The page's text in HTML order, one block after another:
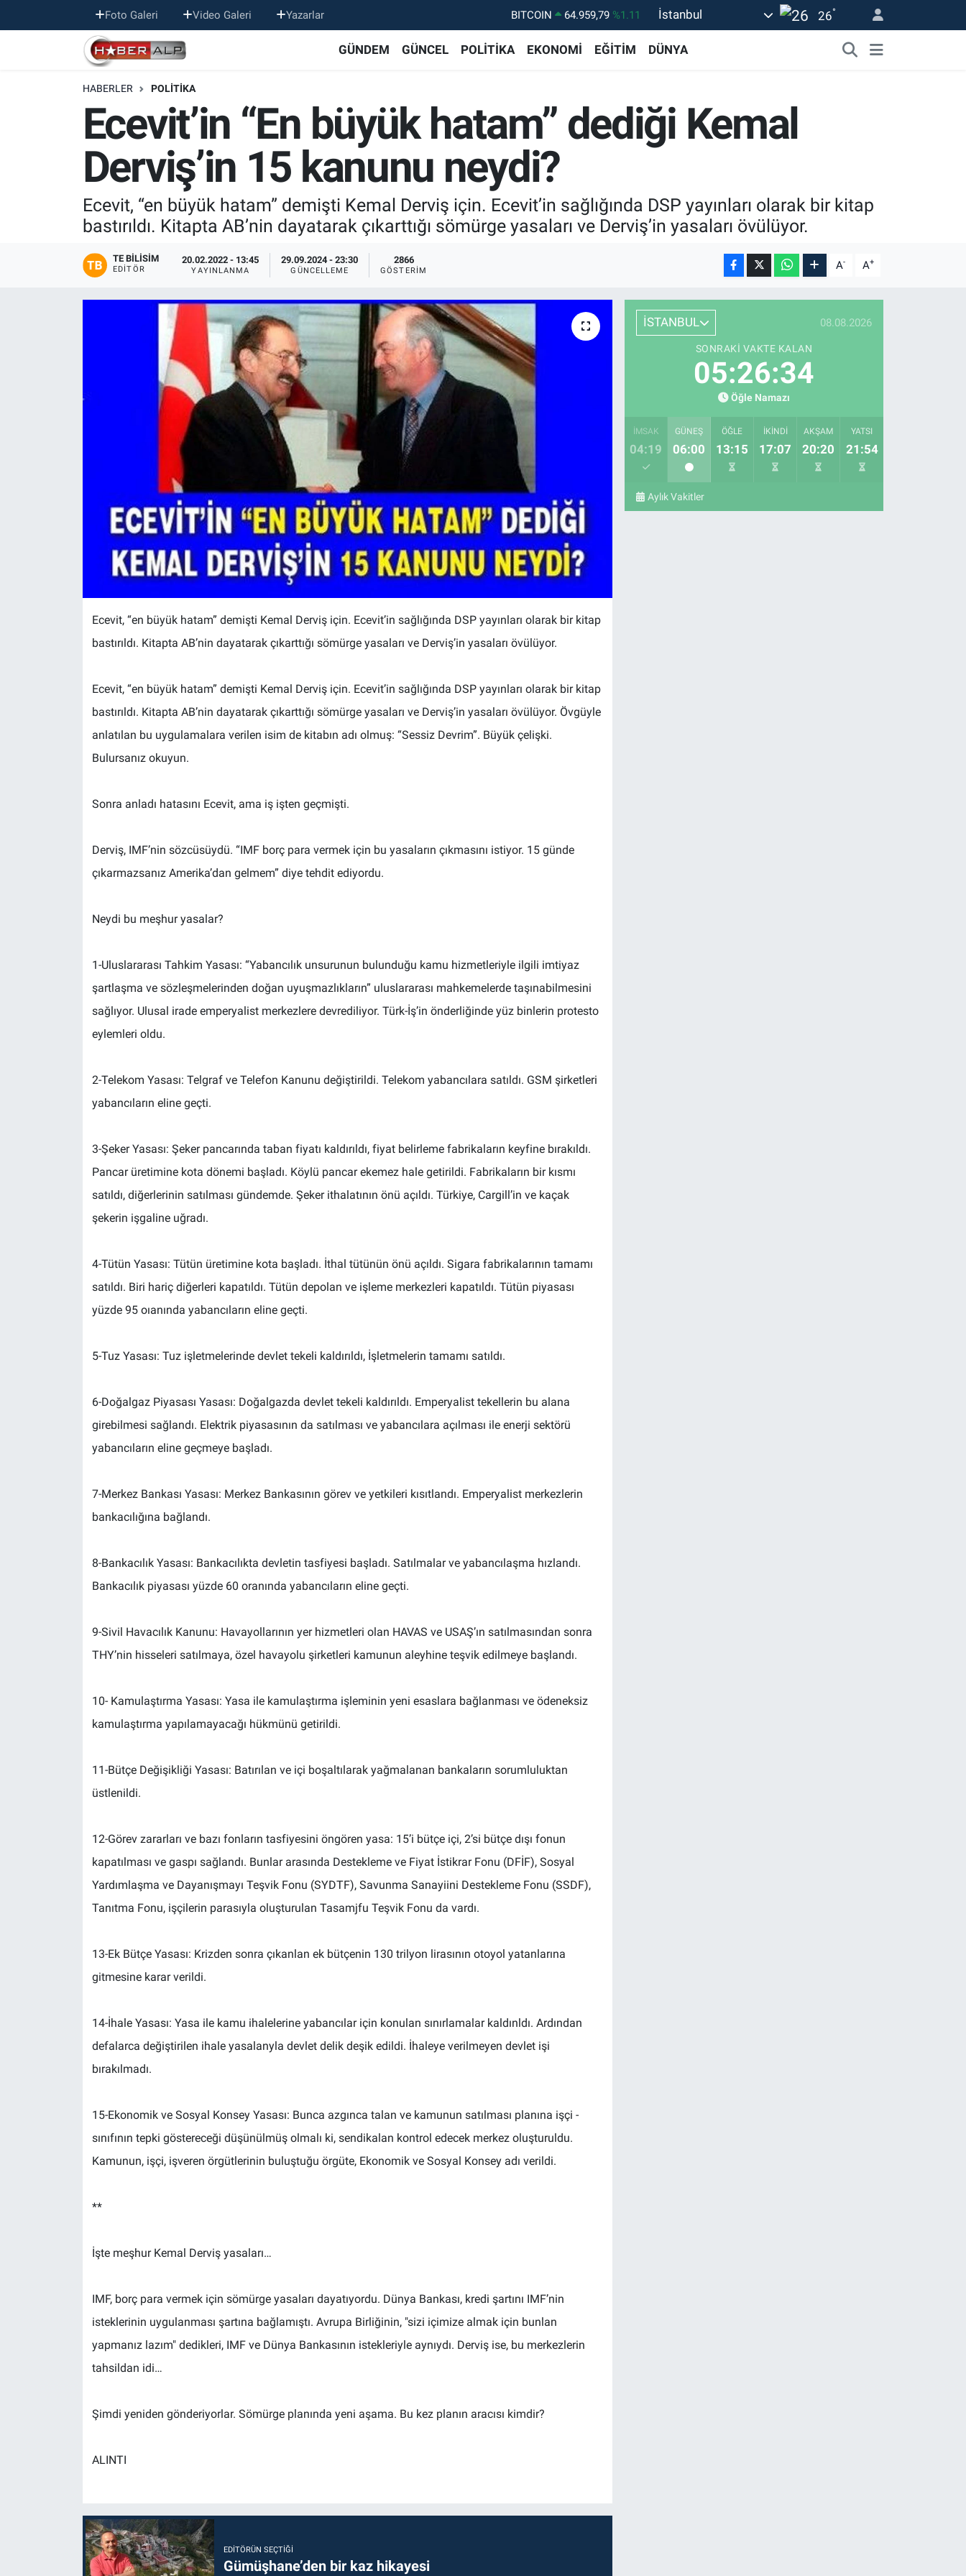
Foto Galeri Video Galeri Yazarlar DOLAR 47,7436 %0.18
55,2510 %0.32
BİST100
13.779 %-14
İstanbul 26°
GÜNDEM GÜNCEL POLİTİKA EKONOMİ EĞİTİM DÜNYA
HABERLER POLİTİKA
Ecevit’in “En büyük hatam” dediği Kemal
Derviş’in 15 kanunu neydi?
Ecevit, “en büyük hatam” demişti Kemal Derviş için. Ecevit’in sağlığında DSP yayınları olarak bir kitap
bastırıldı. Kitapta AB’nin dayatarak çıkarttığı sömürge yasaları ve Derviş’in yasaları övülüyor.
TE BILISIM
EDITÖR
20.02.2022 - 13:45
YAYINLANMA
29.09.2024 - 23:30
GÜNCELLEME
2866
GÖSTERIM A- A+
Ecevit, “en büyük hatam” demişti Kemal Derviş için. Ecevit’in sağlığında DSP yayınları olarak bir kitap
bastırıldı. Kitapta AB’nin dayatarak çıkarttığı sömürge yasaları ve Derviş’in yasaları övülüyor.
Ecevit, “en büyük hatam” demişti Kemal Derviş için. Ecevit’in sağlığında DSP yayınları olarak bir kitap
bastırıldı. Kitapta AB’nin dayatarak çıkarttığı sömürge yasaları ve Derviş’in yasaları övülüyor. Övgüyle
anlatılan bu uygulamalara verilen isim de kitabın adı olmuş: “Sessiz Devrim”. Büyük çelişki.
Bulursanız okuyun.
Sonra anladı hatasını Ecevit, ama iş işten geçmişti.
Derviş, IMF’nin sözcüsüydü. “IMF borç para vermek için bu yasaların çıkmasını istiyor. 15 günde
çıkarmazsanız Amerika’dan gelmem” diye tehdit ediyordu.
Neydi bu meşhur yasalar?
1-Uluslararası Tahkim Yasası: “Yabancılık unsurunun bulunduğu kamu hizmetleriyle ilgili imtiyaz
şartlaşma ve sözleşmelerinden doğan uyuşmazlıkların” uluslararası mahkemelerde taşınabilmesini
sağlıyor. Ulusal irade emperyalist merkezlere devrediliyor. Türk-İş’in önderliğinde yüz binlerin protesto
eylemleri oldu.
2-Telekom Yasası: Telgraf ve Telefon Kanunu değiştirildi. Telekom yabancılara satıldı. GSM şirketleri
yabancıların eline geçti.
3-Şeker Yasası: Şeker pancarında taban fiyatı kaldırıldı, fiyat belirleme fabrikaların keyfine bırakıldı.
Pancar üretimine kota dönemi başladı. Köylü pancar ekemez hale getirildi. Fabrikaların bir kısmı
satıldı, diğerlerinin satılması gündemde. Şeker ithalatının önü açıldı. Türkiye, Cargill’in ve kaçak
şekerin işgaline uğradı.
4-Tütün Yasası: Tütün üretimine kota başladı. İthal tütünün önü açıldı. Sigara fabrikalarının tamamı
satıldı. Biri hariç diğerleri kapatıldı. Tütün depolan ve işleme merkezleri kapatıldı. Tütün piyasası
yüzde 95 oıanında yabancıların eline geçti.
5-Tuz Yasası: Tuz işletmelerinde devlet tekeli kaldırıldı, İşletmelerin tamamı satıldı.
6-Doğalgaz Piyasası Yasası: Doğalgazda devlet tekeli kaldırıldı. Emperyalist tekellerin bu alana
girebilmesi sağlandı. Elektrik piyasasının da satılması ve yabancılara açılması ile enerji sektörü
yabancıların eline geçmeye başladı.
7-Merkez Bankası Yasası: Merkez Bankasının görev ve yetkileri kısıtlandı. Emperyalist merkezlerin
bankacılığına bağlandı.
8-Bankacılık Yasası: Bankacılıkta devletin tasfiyesi başladı. Satılmalar ve yabancılaşma hızlandı.
Bankacılık piyasası yüzde 60 oranında yabancıların eline geçti.
9-Sivil Havacılık Kanunu: Havayollarının yer hizmetleri olan HAVAS ve USAŞ’ın satılmasından sonra
THY’nin hisseleri satılmaya, özel havayolu şirketleri kamunun aleyhine teşvik edilmeye başlandı.
10- Kamulaştırma Yasası: Yasa ile kamulaştırma işleminin yeni esaslara bağlanması ve ödeneksiz
kamulaştırma yapılamayacağı hükmünü getirildi.
11-Bütçe Değişikliği Yasası: Batırılan ve içi boşaltılarak yağmalanan bankaların sorumluluktan
üstlenildi.
12-Görev zararları ve bazı fonların tasfiyesini öngören yasa: 15’i bütçe içi, 2’si bütçe dışı fonun
kapatılması ve gaspı sağlandı. Bunlar arasında Destekleme ve Fiyat İstikrar Fonu (DFİF), Sosyal
Yardımlaşma ve Dayanışmayı Teşvik Fonu (SYDTF), Savunma Sanayiini Destekleme Fonu (SSDF),
Tanıtma Fonu, işçilerin parasıyla oluşturulan Tasamjfu Teşvik Fonu da vardı.
13-Ek Bütçe Yasası: Krizden sonra çıkanlan ek bütçenin 130 trilyon lirasının otoyol yatanlarına
gitmesine karar verildi.
14-İhale Yasası: Yasa ile kamu ihalelerine yabancılar için konulan sınırlamalar kaldınldı. Ardından
defalarca değiştirilen ihale yasalanyla devlet delik deşik edildi. İhaleye verilmeyen devlet işi
bırakılmadı.
15-Ekonomik ve Sosyal Konsey Yasası: Bunca azgınca talan ve kamunun satılması planına işçi -
sınıfının tepki göstereceği düşünülmüş olmalı ki, sendikalan kontrol edecek merkez oluşturuldu.
Kamunun, işçi, işveren örgütlerinin buluştuğu örgüte, Ekonomik ve Sosyal Konsey adı verildi.
**
İşte meşhur Kemal Derviş yasaları…
IMF, borç para vermek için sömürge yasaları dayatıyordu. Dünya Bankası, kredi şartını IMF’nin
isteklerinin uygulanması şartına bağlamıştı. Avrupa Birliğinin, "sizi içimize almak için bunlan
yapmanız lazım" dedikleri, IMF ve Dünya Bankasının istekleriyle aynıydı. Derviş ise, bu merkezlerin
tahsildan idi…
Şimdi yeniden gönderiyorlar. Sömürge planında yeni aşama. Bu kez planın aracısı kimdir?
ALINTI
EDITÖRÜN SEÇTIĞI
Gümüşhane’den bir kaz hikayesi
İSTANBUL 08.08.2026
SONRAKI VAKTE KALAN
05:26:33
Öğle Namazı
İMSAK
04:19
GÜNEŞ
06:00
ÖĞLE
13:15
İKINDI
17:07
AKŞAM
20:20
YATSI
21:54
Aylık Vakitler
Nöbetçi Eczaneler
Hava Durumu
Trafik Durumu
Süper Lig Puan Durumu ve Fikstür
Tüm Manşetler
Haber Arşivi